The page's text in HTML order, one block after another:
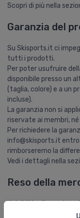
Scopri di più nella
Garanzia del
Su Skisports.it ci
tutti i prodotti.
Per poter usufruire
disponibile presso un
(taglia, colore) e a un
incluse).
La garanzia non si
riservate ai membri,
Per richiedere la
info@skisports.it entro
rimborseremo la
Vedi i dettagli nella
Reso della
Hai diritto di recedere